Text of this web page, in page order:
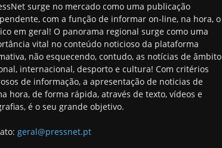
surge no mercado como uma publicação
com a função de informar on-line, na hora, o
em geral! O panorama regional surge como uma
vital no conteúdo noticioso da plataforma
não esquecendo, contudo, as notícias de âmbito
internacional, desporto e cultura! Com critérios
de informação, a apresentação de noticias de
hora, de forma rápida, através de texto, vídeos e
é o seu grande objetivo.
geral@pressnet.pt